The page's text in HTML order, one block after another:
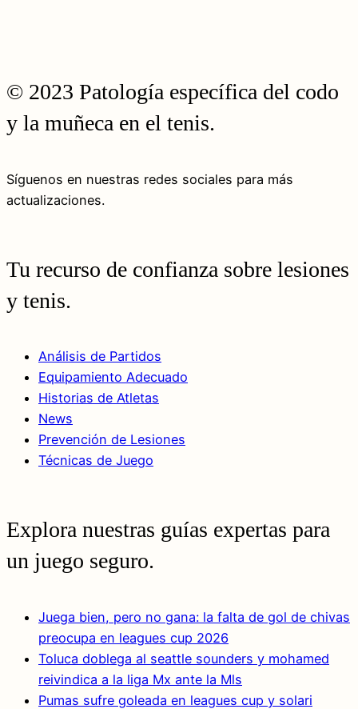
© 2023 Patología específica del codo
y la muñeca en el tenis.
Síguenos en nuestras redes sociales para más
actualizaciones.
Tu recurso de confianza sobre lesiones
y tenis.
Análisis de Partidos
Equipamiento Adecuado
Historias de Atletas
News
Prevención de Lesiones
Técnicas de Juego
Explora nuestras guías expertas para
un juego seguro.
Juega bien, pero no gana: la falta de gol de chivas
preocupa en leagues cup 2026
Toluca doblega al seattle sounders y mohamed
reivindica a la liga Mx ante la Mls
Pumas sufre goleada en leagues cup y solari